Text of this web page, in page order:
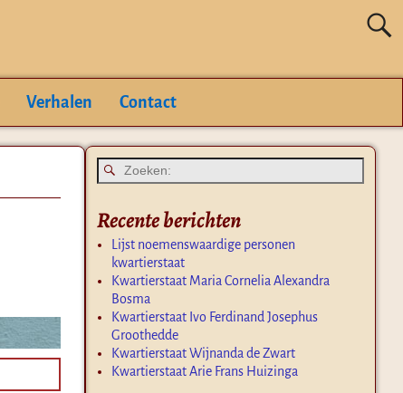
Verhalen Contact
Recente berichten
Lijst noemenswaardige personen
kwartierstaat
Kwartierstaat Maria Cornelia Alexandra
Bosma
Kwartierstaat Ivo Ferdinand Josephus
Groothedde
Kwartierstaat Wijnanda de Zwart
Kwartierstaat Arie Frans Huizinga